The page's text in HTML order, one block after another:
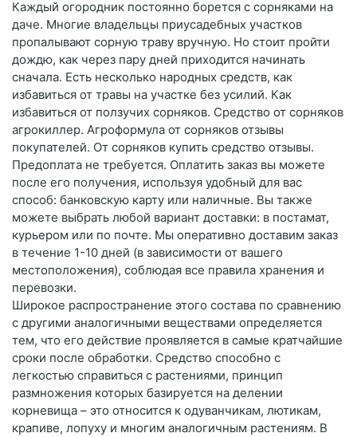
Каждый огородник постоянно борется с сорняками на
даче. Многие владельцы приусадебных участков
пропалывают сорную траву вручную. Но стоит пройти
дождю, как через пару дней приходится начинать
сначала. Есть несколько народных средств, как
избавиться от травы на участке без усилий. Как
избавиться от ползучих сорняков. Средство от сорняков
агрокиллер. Агроформула от сорняков отзывы
покупателей. От сорняков купить средство отзывы.
Предоплата не требуется. Оплатить заказ вы можете
после его получения, используя удобный для вас
способ: банковскую карту или наличные. Вы также
можете выбрать любой вариант доставки: в постамат,
курьером или по почте. Мы оперативно доставим заказ
в течение 1-10 дней (в зависимости от вашего
местоположения), соблюдая все правила хранения и
перевозки.
Широкое распространение этого состава по сравнению
с другими аналогичными веществами определяется
тем, что его действие проявляется в самые кратчайшие
сроки после обработки. Средство способно с
легкостью справиться с растениями, принцип
размножения которых базируется на делении
корневища – это относится к одуванчикам, лютикам,
крапиве, лопуху и многим аналогичным растениям. В